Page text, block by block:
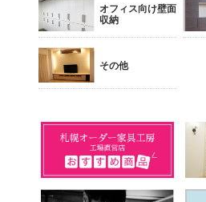
オフィス向け壁面
収納
その他